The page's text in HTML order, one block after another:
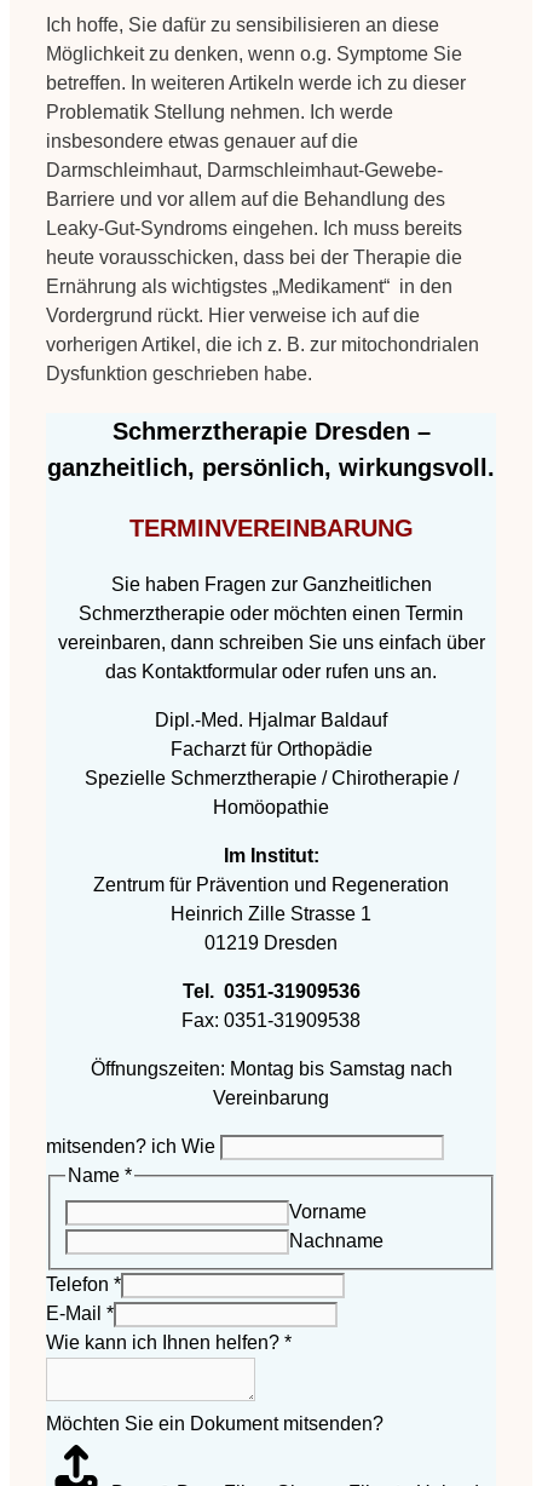
Ich hoffe, Sie dafür zu sensibilisieren an diese
Möglichkeit zu denken, wenn o.g. Symptome Sie
betreffen. In weiteren Artikeln werde ich zu dieser
Problematik Stellung nehmen. Ich werde
insbesondere etwas genauer auf die
Darmschleimhaut, Darmschleimhaut-Gewebe-
Barriere und vor allem auf die Behandlung des
Leaky-Gut-Syndroms eingehen. Ich muss bereits
heute vorausschicken, dass bei der Therapie die
Ernährung als wichtigstes „Medikament“ in den
Vordergrund rückt. Hier verweise ich auf die
vorherigen Artikel, die ich z. B. zur mitochondrialen
Dysfunktion geschrieben habe.
Schmerztherapie Dresden –
ganzheitlich, persönlich, wirkungsvoll.
TERMINVEREINBARUNG
Sie haben Fragen zur Ganzheitlichen
Schmerztherapie oder möchten einen Termin
vereinbaren, dann schreiben Sie uns einfach über
das Kontaktformular oder rufen uns an.
Dipl.-Med. Hjalmar Baldauf
Facharzt für Orthopädie
Spezielle Schmerztherapie / Chirotherapie /
Homöopathie
Im Institut:
Zentrum für Prävention und Regeneration
Heinrich Zille Strasse 1
01219 Dresden
Tel. 0351-31909536
Fax: 0351-31909538
Öffnungszeiten: Montag bis Samstag nach
Vereinbarung
mitsenden? ich Wie
Name *
Vorname
Nachname
Telefon *
E-Mail *
Wie kann ich Ihnen helfen? *
Möchten Sie ein Dokument mitsenden?